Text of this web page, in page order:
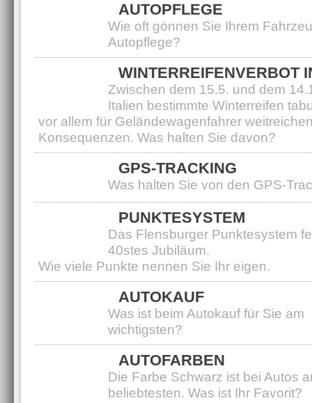
AUTOPFLEGE
Wie oft gönnen Sie Ihrem
Autopflege?
WINTERREIFENVERBOT
Zwischen dem 15.5. und dem
Italien bestimmte Winterreifen
vor allem für Geländewagenfahrer
Konsequenzen. Was halten Sie davon?
GPS-TRACKING
Was halten Sie von den GPS-
PUNKTESYSTEM
Das Flensburger Punktesystem
40stes Jubiläum.
Wie viele Punkte nennen Sie Ihr eigen.
AUTOKAUF
Was ist beim Autokauf für Sie am
wichtigsten?
AUTOFARBEN
Die Farbe Schwarz ist bei Autos
beliebtesten. Was ist Ihr Favorit?